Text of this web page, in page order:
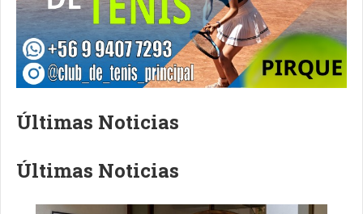
Últimas Noticias
Últimas Noticias